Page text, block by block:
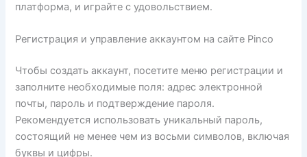
платформа, и играйте с удовольствием.
Регистрация и управление аккаунтом на сайте Pinco
Чтобы создать аккаунт, посетите меню регистрации и
заполните необходимые поля: адрес электронной
почты, пароль и подтверждение пароля.
Рекомендуется использовать уникальный пароль,
состоящий не менее чем из восьми символов, включая
буквы и цифры.